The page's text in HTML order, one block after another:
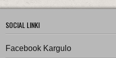
SOCIAL LINKI
Facebook Kargulo